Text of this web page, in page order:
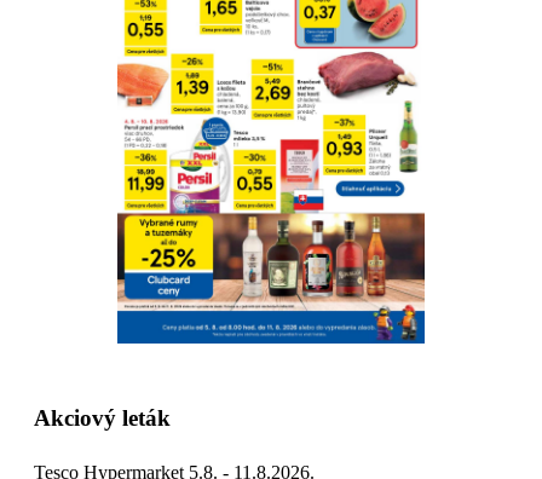
Akciový leták
Tesco Hypermarket 5.8. - 11.8.2026.